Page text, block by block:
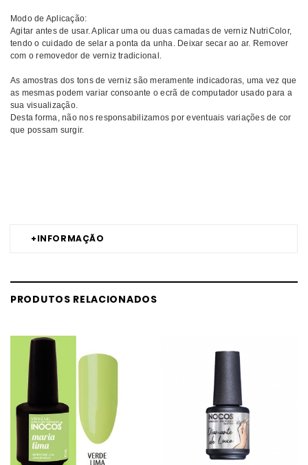
+INFORMAÇÃO
Modo de Aplicação:
Agitar antes de usar. Aplicar uma ou duas camadas de verniz NutriColor,
tendo o cuidado de selar a ponta da unha. Deixar secar ao ar. Remover
com o removedor de verniz tradicional.
As amostras dos tons de verniz são meramente indicadoras, uma vez que
as mesmas podem variar consoante o ecrã de computador usado para a
sua visualização.
Desta forma, não nos responsabilizamos por eventuais variações de cor
que possam surgir.
PRODUTOS RELACIONADOS